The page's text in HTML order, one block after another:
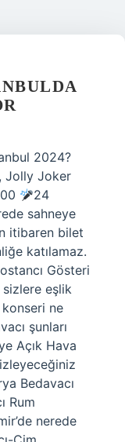
2024?
Jolly Joker
24
sahneye
itibaren bilet
katılamaz.
Gösteri
sizlere eşlik
ne
şunları
Açık Hava
Bedavacı
Rum
nerede